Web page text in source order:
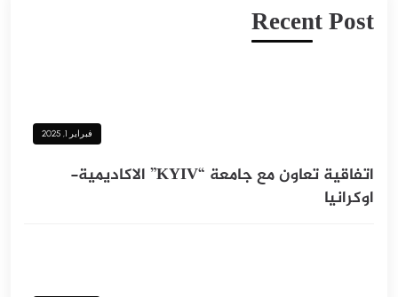
RECENTPOST
فبراير 1, 2025
اتفاقية تعاون مع جامعة “KYIV” الاكاديمية-
اوكرانيا